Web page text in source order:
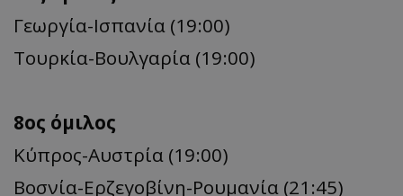
Γεωργία-Ισπανία (19:00)
Τουρκία-Βουλγαρία (19:00)
8ος όμιλος
Κύπρος-Αυστρία (19:00)
Βοσνία-Ερζεγοβίνη-Ρουμανία (21:45)